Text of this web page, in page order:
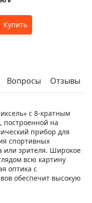
Вопросы Отзывы
с 8-кратным
построенной на
прибор для
спортивных
или зрителя. Широкое
всю картину
оптика с
обеспечит высокую